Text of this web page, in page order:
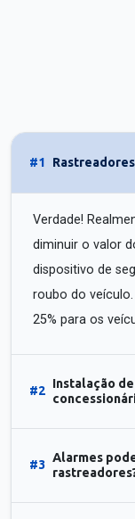
#1
Verdade!
diminuir o valor
dispositivo de
roubo do
25% para os
#2
Instalação
#3
Alarmes